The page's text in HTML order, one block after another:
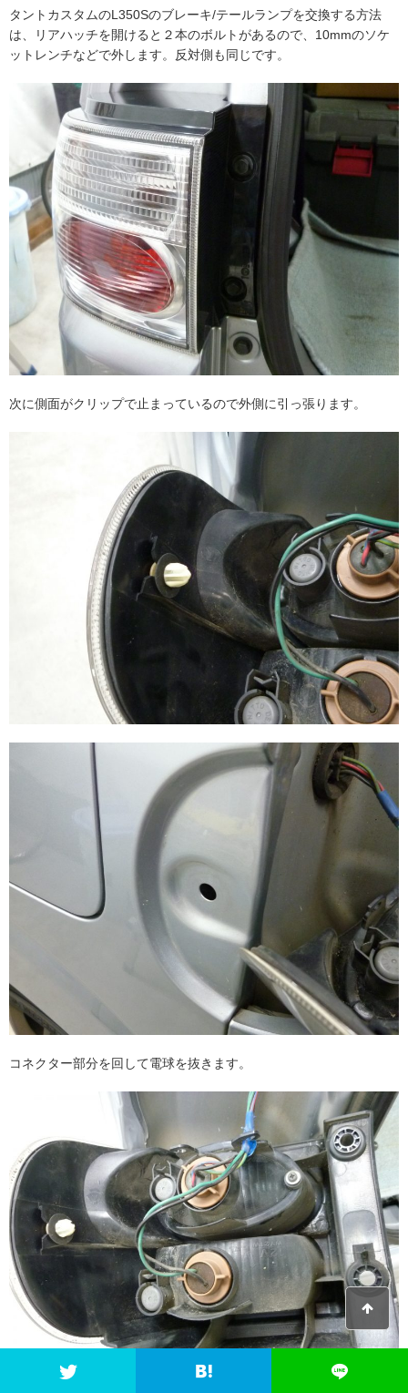
タントカスタムのL350Sのブレーキ/テールランプを交換する方法
は、リアハッチを開けると２本のボルトがあるので、10mmのソケ
ットレンチなどで外します。反対側も同じです。
次に側面がクリップで止まっているので外側に引っ張ります。
コネクター部分を回して電球を抜きます。